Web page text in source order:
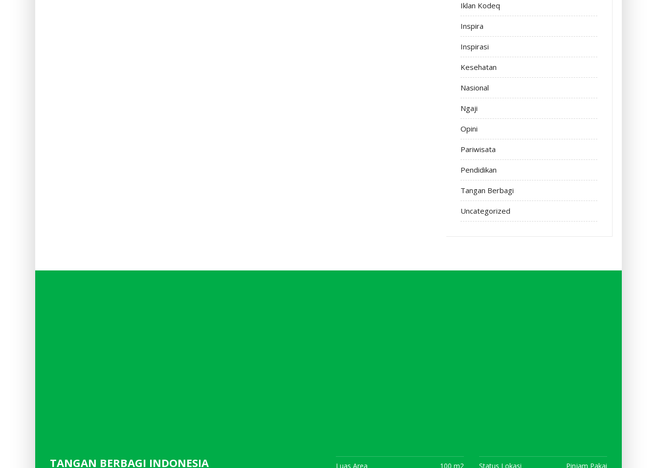
Iklan Kodeq
Inspira
Inspirasi
Kesehatan
Nasional
Ngaji
Opini
Pariwisata
Pendidikan
Tangan Berbagi
Uncategorized
TANGAN BERBAGI INDONESIA Luas Area 100 m2 Status Lokasi Pinjam Pakai